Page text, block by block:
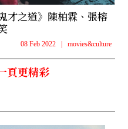
才之道》陳柏霖、張榕
08 Feb 2022 | movies&culture
頁更精彩